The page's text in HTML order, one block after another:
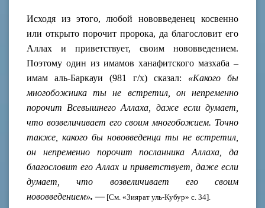
Исходя из этого, любой нововведенец косвенно
или открыто порочит пророка, да благословит его
Аллах и приветствует, своим нововведением.
Поэтому один из имамов ханафитского мазхаба –
имам аль-Баркауи (981 г/х) сказал: «Какого бы
многобожника ты не встретил, он непременно
порочит Всевышнего Аллаха, даже если думает,
что возвеличивает его своим многобожием. Точно
также, какого бы нововведенца ты не встретил,
он непременно порочит посланника Аллаха,
да
благословит его Аллах и приветствует, даже если
думает, что возвеличивает его своим
нововведением». — [См. «Зиярат уль-Кубур» с. 34].